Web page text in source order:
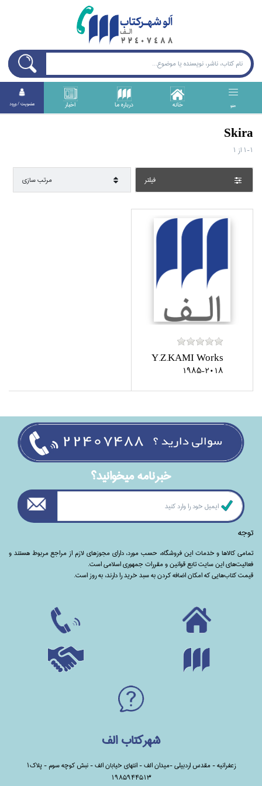
منو خانه درباره ما اخبار عضويت / ورود
Skira
1-1 از 1
فيلتر مرتب سازي
Y.Z.KAMI Works
1985-2018
خبرنامه ميخوانيد؟
توجه
تمامی‌ کالاها و خدمات این فروشگاه، حسب مورد،‌ دارای مجوزهای لازم از مراجع مربوط هستند ‌و‌‌
فعالیت‌های این سایت تابع قوانین و مقررات جمهوری اسلامی است.
قیمت کتاب‌هایی که امکان اضافه کردن به سبد خرید را دارند،‌ به روز است.
شهرکتاب الف
زعفرانیه - مقدس اردبیلی -میدان الف - انتهای خیابان الف - نبش کوچه سوم - پلاک1
1985944513